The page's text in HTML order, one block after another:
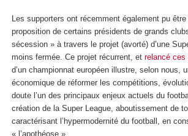
Les supporters ont récemment également pu
proposition de certains présidents de grands
sécession » à travers le projet (avorté) d’une
moins fermée. Ce projet récurrent, et relancé ces
d’un championnat européen illustre, selon nous,
économique de réformer les compétitions,
doute l’un des principaux enjeux actuels du
création de la Super League, aboutissement de
caractérisant l’hypermodernité du football, en
« l’apothéose ».